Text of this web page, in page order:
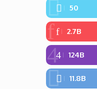
50
2.7B
124B
11.8B